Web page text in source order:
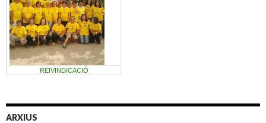
REIVINDICACIÓ
ARXIUS